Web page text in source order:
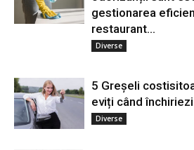
gestionarea
restaurant...
Diverse
5 Greșeli
eviți când
Diverse